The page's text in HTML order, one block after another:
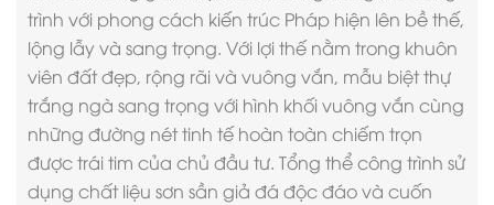
trình với phong cách kiến trúc Pháp hiện lên bề thế,
lộng lẫy và sang trọng. Với lợi thế nằm trong khuôn
viên đất đẹp, rộng rãi và vuông vắn, mẫu biệt thự
trắng ngà sang trọng với hình khối vuông vắn cùng
những đường nét tinh tế hoàn toàn chiếm trọn
được trái tim của chủ đầu tư. Tổng thể công trình sử
dụng chất liệu sơn sần giả đá độc đáo và cuốn